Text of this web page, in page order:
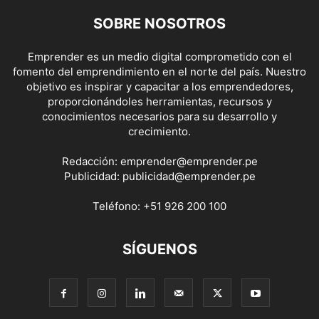
SOBRE NOSOTROS
Emprender es un medio digital comprometido con el
fomento del emprendimiento en el norte del país. Nuestro
objetivo es inspirar y capacitar a los emprendedores,
proporcionándoles herramientas, recursos y
conocimientos necesarios para su desarrollo y
crecimiento.
Redacción: emprender@emprender.pe
Publicidad: publicidad@emprender.pe
Teléfono: +51 926 200 100
SÍGUENOS